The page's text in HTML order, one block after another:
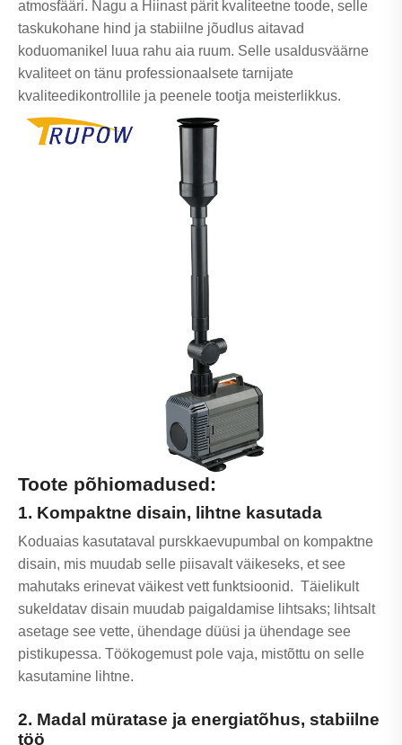
atmosfääri. Nagu a Hiinast pärit kvaliteetne toode, selle
taskukohane hind ja stabiilne jõudlus aitavad
koduomanikel luua rahu aia ruum. Selle usaldusväärne
kvaliteet on tänu professionaalsete tarnijate
kvaliteedikontrollile ja peenele tootja meisterlikkus.
Toote põhiomadused:
1. Kompaktne disain, lihtne kasutada
Koduaias kasutataval purskkaevupumbal on kompaktne
disain, mis muudab selle piisavalt väikeseks, et see
mahutaks erinevat väikest vett funktsioonid. Täielikult
sukeldatav disain muudab paigaldamise lihtsaks; lihtsalt
asetage see vette, ühendage düüsi ja ühendage see
pistikupessa. Töökogemust pole vaja, mistõttu on selle
kasutamine lihtne.
2. Madal müratase ja energiatõhus, stabiilne
töö